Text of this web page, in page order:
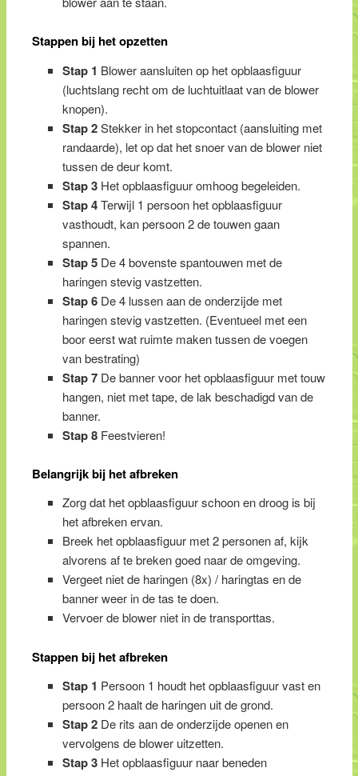
Stappen bij het opzetten
Stap 1 Blower aansluiten op het opblaasfiguur
(luchtslang recht om de luchtuitlaat van de blower
knopen).
Stap 2Stekker in het stopcontact (aansluiting met
randaarde), let op dat het snoer van de blower niet
tussen de deur komt.
Stap 3Het opblaasfiguur omhoog begeleiden.
Stap 4Terwijl 1 persoon het opblaasfiguur
vasthoudt, kan persoon 2 de touwen gaan
spannen.
Stap 5De 4 bovenste spantouwen met de
haringen stevig vastzetten.
Stap 6De 4 lussen aan de onderzijde met
haringen stevig vastzetten. (Eventueel met een
boor eerst wat ruimte maken tussen de voegen
van bestrating)
Stap 7De banner voor het opblaasfiguur met touw
hangen, niet met tape, de lak beschadigd van de
banner.
Stap 8Feestvieren!
Belangrijk bij het afbreken
Zorg dat het opblaasfiguur schoon en droog is bij
het afbreken ervan.
Breek het opblaasfiguur met 2 personen af, kijk
alvorens af te breken goed naar de omgeving.
Vergeet niet de haringen (8x) / haringtas en de
banner weer in de tas te doen.
Vervoer de blower niet in de transporttas.
Stappen bij het afbreken
Stap 1 Persoon 1 houdt het opblaasfiguur vast en
persoon 2 haalt de haringen uit de grond.
Stap 2De rits aan de onderzijde openen en
vervolgens de blower uitzetten.
Stap 3Het opblaasfiguur naar beneden